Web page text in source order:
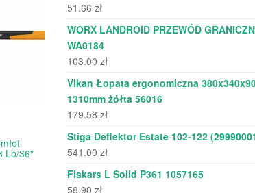
Lb/36″
51.66 zł
WORX LANDROID PRZEWÓD
WA0184
103.00 zł
Vikan Łopata ergonomiczna
1310mm żółta 56016
179.58 zł
Stiga Deflektor Estate 102-122
541.00 zł
Fiskars L Solid P361 1057165
58.90 zł